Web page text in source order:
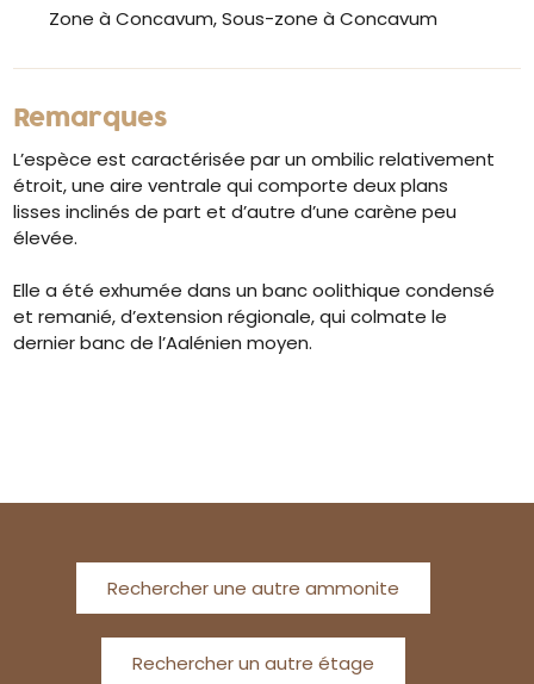
Zone à Concavum, Sous-zone à Concavum
Remarques
L’espèce est caractérisée par un ombilic relativement
étroit, une aire ventrale qui comporte deux plans
lisses inclinés de part et d’autre d’une carène peu
élevée.
Elle a été exhumée dans un banc oolithique condensé
et remanié, d’extension régionale, qui colmate le
dernier banc de l’Aalénien moyen.
Rechercher une autre ammonite
Rechercher un autre étage